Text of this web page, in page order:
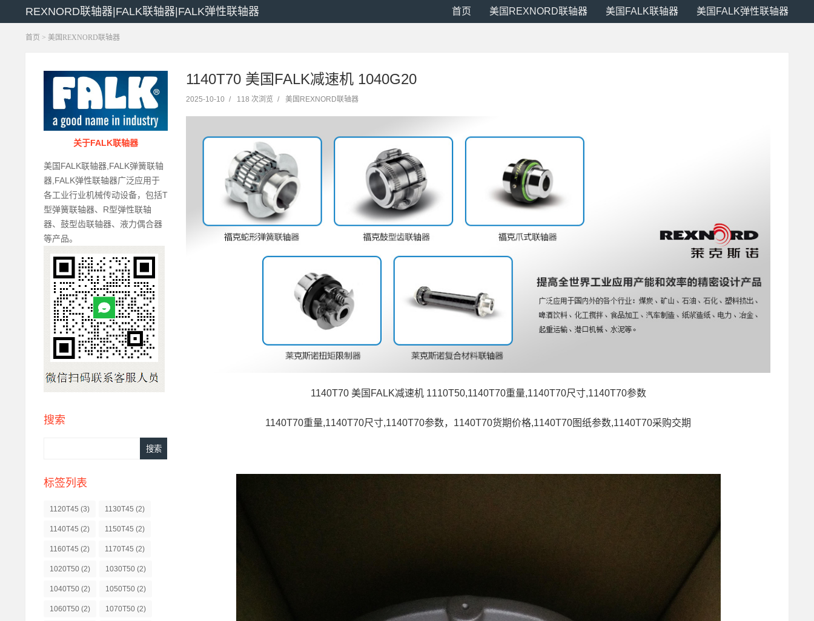
REXNORD联轴器|FALK联轴器|FALK弹性联轴器 首页 美国REXNORD联轴器 美国FALK联轴器 美国FALK弹性联轴器
首页 > 美国REXNORD联轴器
关于FALK联轴器
美国FALK联轴器,FALK弹簧联轴
器,FALK弹性联轴器广泛应用于
各工业行业机械传动设备，包括T
型弹簧联轴器、R型弹性联轴
器、鼓型齿联轴器、液力偶合器
等产品。
搜索
标签列表
1120T45 (3) 1130T45 (2)
1140T45 (2) 1150T45 (2)
1160T45 (2) 1170T45 (2)
1020T50 (2) 1030T50 (2)
1040T50 (2) 1050T50 (2)
1060T50 (2) 1070T50 (2)
1140T70 美国FALK减速机 1040G20
2025-10-10 / 118 次浏览 / 美国REXNORD联轴器
1140T70 美国FALK减速机 1110T50,1140T70重量,1140T70尺寸,1140T70参数
1140T70重量,1140T70尺寸,1140T70参数，1140T70货期价格,1140T70图纸参数,1140T70采购交期